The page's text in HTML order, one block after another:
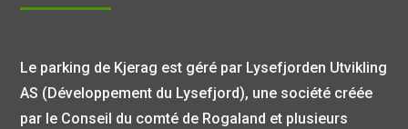
Le parking de Kjerag est géré par Lysefjorden Utvikling
AS (Développement du Lysefjord), une société créée
par le Conseil du comté de Rogaland et plusieurs